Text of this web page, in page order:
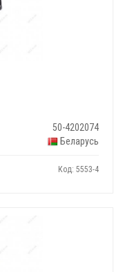
50-4202074
Беларусь
Код: 5553-4